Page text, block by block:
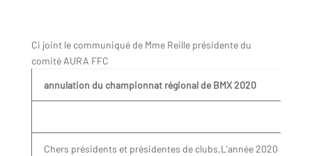
Ci joint le communiqué de Mme Reille présidente du
comité AURA FFC
annulation du championnat régional de BMX 2020
Chers présidents et présidentes de clubs,L’année 2020 est